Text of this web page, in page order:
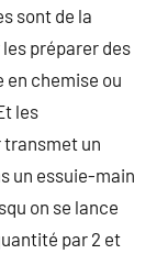
sont de la
préparer des
en chemise ou
les
transmet un
un essuie-main
on se lance
par 2 et